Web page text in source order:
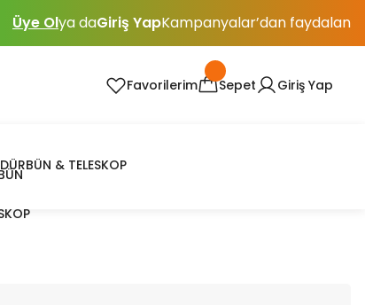
Üye Olya daGiriş YapKampanyalar’dan faydalan
Favorilerim Sepet Giriş Yap
DÜRBÜN & TELESKOP